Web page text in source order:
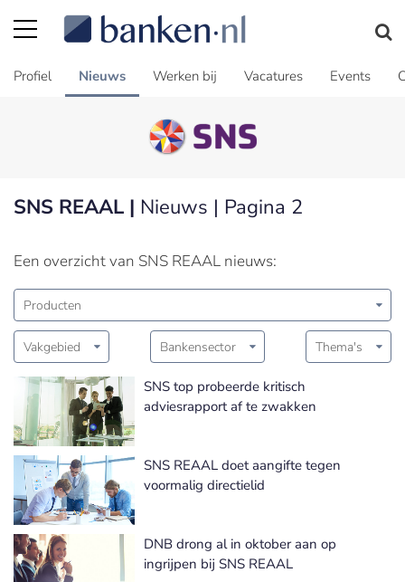
Profiel Nieuws Werken bij Vacatures Events
SNS REAAL | Nieuws | Pagina 2
Een overzicht van SNS REAAL nieuws:
Producten
Vakgebied Bankensector Thema's
SNS top probeerde kritisch
adviesrapport af te zwakken
SNS REAAL doet aangifte tegen
voormalig directielid
DNB drong al in oktober aan op
ingrijpen bij SNS REAAL